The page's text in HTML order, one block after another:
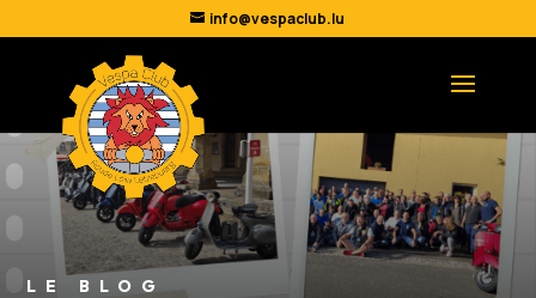
info@vespaclub.lu
LE BLOG